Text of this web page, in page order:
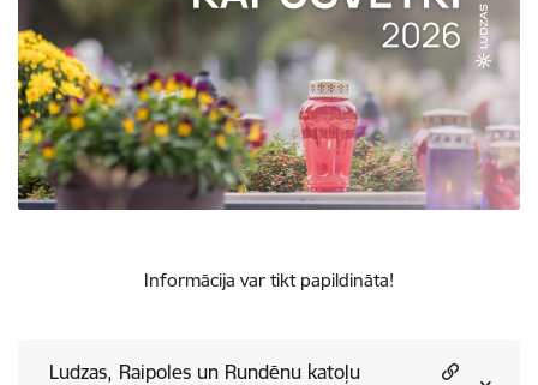
Informācija var tikt papildināta!
Ludzas, Raipoles un Rundēnu katoļu